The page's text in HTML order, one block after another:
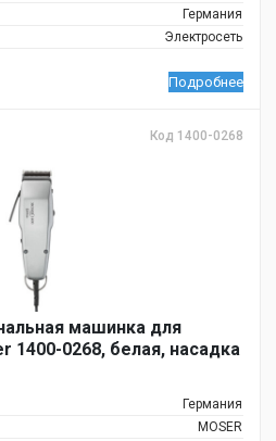
Германия
Электросеть
Подробнее
Код 1400-0268
машинка для
1400-0268, белая, насадка
Германия
MOSER